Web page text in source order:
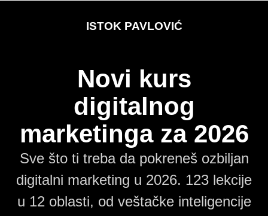
ISTOK PAVLOVIĆ
Novi kurs
digitalnog
marketinga za 2026
Sve što ti treba da pokreneš ozbiljan
digitalni marketing u 2026. 123 lekcije
u 12 oblasti, od veštačke inteligencije